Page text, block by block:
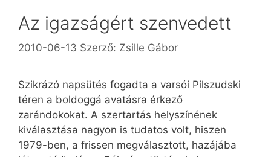
Az igazságért szenvedett
2010-06-13 Szerző: Zsille Gábor
Szikrázó napsütés fogadta a varsói Pilszudski
téren a boldoggá avatásra érkező
zarándokokat. A szertartás helyszínének
kiválasztása nagyon is tudatos volt, hiszen
1979-ben, a frissen megválasztott, hazájába